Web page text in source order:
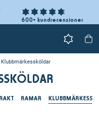
600+ kundrecensioner
Klubbmärkessköldar
RAMAR